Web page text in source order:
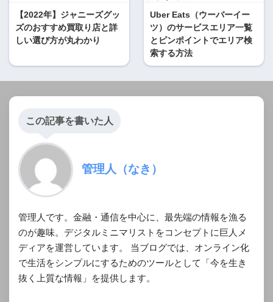
【2022年】ジャニーズグッ
ズのおすすめ買取り店と詳
しい選び方が丸わかり
Uber Eats（ウーバーイー
ツ）のサービスエリア一覧
とピンポイントでエリア検
索する方法
この記事を書いた人
管理人（なき）
管理人です。金融・通信を中心に、最先端の情報を漁る
のが趣味。デジタルミニマリストをコンセプトに巨人メ
ディアを運営しています。 当ブログでは、オンライン化
で生活をシンプルにするためのツールとして「今を生き
抜く上質な情報」を提供します。